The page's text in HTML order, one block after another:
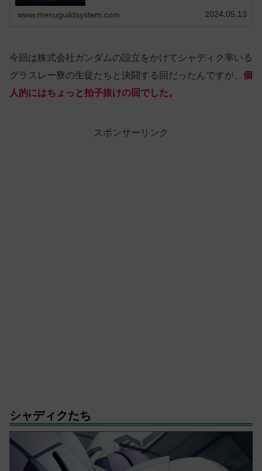
www.menuguildsystem.com 2024.05.13
今回は株式会社ガンダムの設立をかけてシャディク率いる
グラスレー寮の生徒たちと決闘する回だったんですが、 個
人的にはちょっと拍子抜けの回でした。
スポンサーリンク
シャディクたち